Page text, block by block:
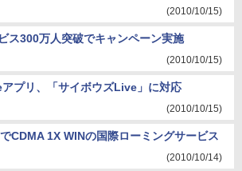
(2010/10/15)
ス300万人突破でキャンペーン実施
(2010/10/15)
プリ、「サイボウズLive」に対応
(2010/10/15)
CDMA 1X WINの国際ローミングサービス
(2010/10/14)